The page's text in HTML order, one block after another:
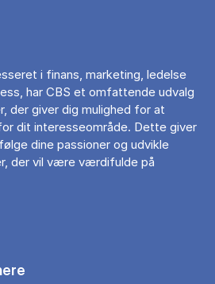
i finans, marketing, ledelse
har CBS et omfattende udvalg
der giver dig mulighed for at
dit interesseområde. Dette giver
dine passioner og udvikle
der vil være værdifulde på